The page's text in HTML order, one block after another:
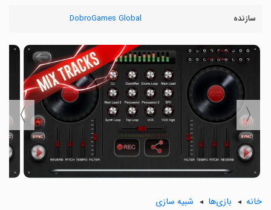
سازنده DobroGames Global
〈
〉
خانه بازی‌ها شبیه سازی